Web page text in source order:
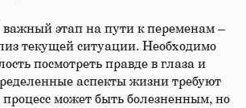
этап на пути к переменам –
текущей ситуации. Необходимо
посмотреть правде в глаза и
аспекты жизни требуют
может быть болезненным, но